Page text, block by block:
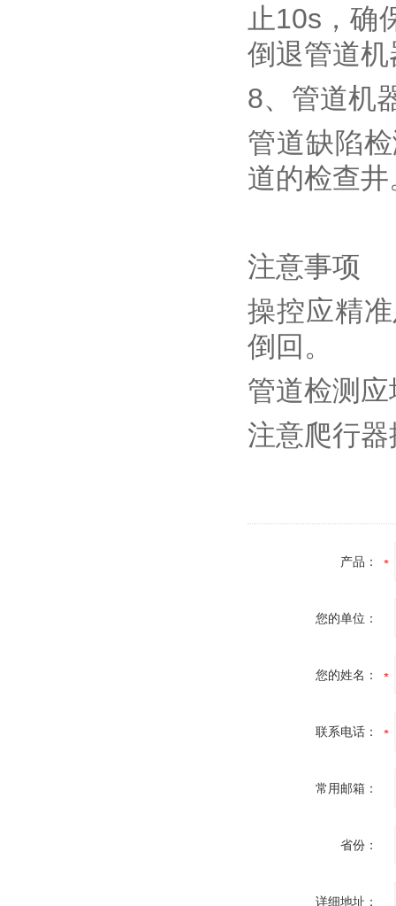
止10s，确
倒退管道
8、管道机
管道缺陷
道的检查
注意事项
操控应精
倒回。
管道检测
注意爬行
产品：
您的单位：
您的姓名：
联系电话：
常用邮箱：
省份：
详细地址：